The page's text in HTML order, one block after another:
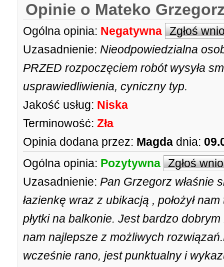
Opinie o Mateko
Ogólna opinia: Negatywna Zgłoś
Uzasadnienie: Nieodpowiedzialna
PRZED rozpoczęciem robót wysyła
usprawiedliwienia, cyniczny typ.
Jakość usług: Niska
Terminowość: Zła
Opinia dodana przez: Magda dnia:
Ogólna opinia: Pozytywna Zgłoś
Uzasadnienie: Pan Grzegorz właśnie
łazienkę wraz z ubikacją , położył
płytki na balkonie. Jest bardzo
nam najlepsze z możliwych
wcześnie rano, jest punktualny i